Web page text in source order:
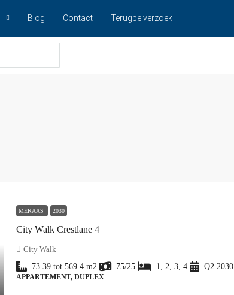
Blog Contact Terugbelverzoek
MERAAS 2030
City Walk Crestlane 4
City Walk
73.39 tot 569.4 m2 75/25 1, 2, 3, 4 Q2 2030
APPARTEMENT, DUPLEX